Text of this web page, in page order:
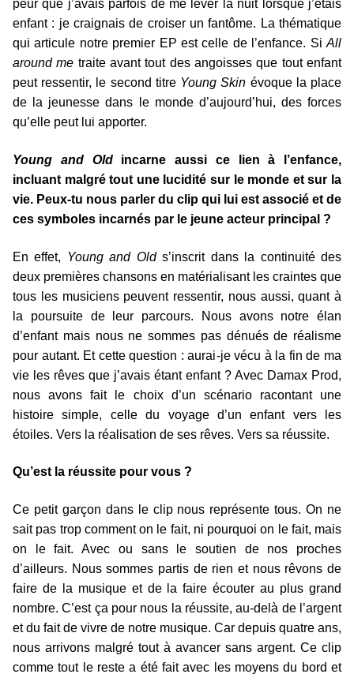
peur que j’avais parfois de me lever la nuit lorsque j’étais
enfant : je craignais de croiser un fantôme. La thématique
qui articule notre premier EP est celle de l’enfance. Si All
around me traite avant tout des angoisses que tout enfant
peut ressentir, le second titre Young Skin évoque la place
de la jeunesse dans le monde d’aujourd’hui, des forces
qu’elle peut lui apporter.
Young and Oldincarne aussi ce lien à l’enfance,
incluant malgré tout une lucidité sur le monde et sur la
vie. Peux-tu nous parler du clip qui lui est associé et de
ces symboles incarnés par le jeune acteur principal ?
En effet, Young and Olds’inscrit dans la continuité des
deux premières chansons en matérialisant les craintes que
tous les musiciens peuvent ressentir, nous aussi, quant à
la poursuite de leur parcours. Nous avons notre élan
d’enfant mais nous ne sommes pas dénués de réalisme
pour autant. Et cette question : aurai-je vécu à la fin de ma
vie les rêves que j’avais étant enfant ? Avec Damax Prod,
nous avons fait le choix d’un scénario racontant une
histoire simple, celle du voyage d’un enfant vers les
étoiles. Vers la réalisation de ses rêves. Vers sa réussite.
Qu’est la réussite pour vous ?
Ce petit garçon dans le clip nous représente tous. On ne
sait pas trop comment on le fait, ni pourquoi on le fait, mais
on le fait. Avec ou sans le soutien de nos proches
d’ailleurs. Nous sommes partis de rien et nous rêvons de
faire de la musique et de la faire écouter au plus grand
nombre. C’est ça pour nous la réussite, au-delà de l’argent
et du fait de vivre de notre musique. Car depuis quatre ans,
nous arrivons malgré tout à avancer sans argent. Ce clip
comme tout le reste a été fait avec les moyens du bord et